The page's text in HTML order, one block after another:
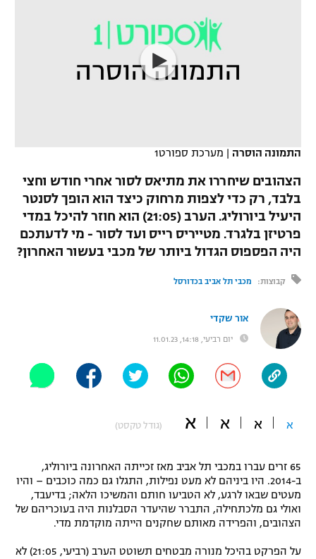
לוח שידורים
ברחבה
"מעל הליגה" – פודקאסט
"מחצית בשכונה" – פודקאסט
משתתפים וזוכים בפרסים
תקנון משתתפים וזוכים בפרסים
תקנון עבור פעילות ספורט 1 – "מרלן"
טניס
גיימינג E-Sports
תנאי שימוש
הפועל תל אביב
הפועל חיפה
הפועל באר שבע
מכבי נתניה
בני יהודה
ליגה איטלקית
ליגה סינית
ליגה ברזילאית
הפועל חולון
דני אבדיה
ג'ודו
אגרוף
ספורט אולימפי
UFC
היאבקות WWE
אופניים
ספורט מוטורי
בייסבול MLB
ספורט אתגרי ואקסטרים
אומנויות לחימה
התמונה הוסרה | מערכת ספורט1
הצהובים שיחררו את מתיאס לסור אחרי חודש וחצי
בלבד, רק כדי לצפות מרחוק כיצד הוא הופך לסנטר
היעיל ביורוליג. הערב (21:05) הוא חוזר להיכל במדי
פרטיזן בלגרד. מטייריס רייס ועד לסור - מי לדעתכם
היה הפספוס הגדול ביותר של מכבי בעשור האחרון?
קבוצות: מכבי תל אביב בכדורסל
אור שקדי
יום רביעי, 14:18, 11.01.23
א א א א (גודל טקסט)
65 זרים עברו במכבי תל אביב מאז זכייתה האחרונה ביורוליג,
ב-2014. היו ביניהם לא מעט נפילות, התגלו גם כמה כוכבים – והיו
מעטים שבאו לרגע, לא הטביעו חותם והמשיכו הלאה; בדיעבד,
ואולי גם מלכתחילה, התברר שהיעדר הסבלנות היה בעוכריהם של
הצהובים, והפרידה מאותם שחקנים הייתה מוקדמת מדי.
על הפרקט בהיכל מנורה מבטחים תשוטט הערב (רביעי, 21:05) לא